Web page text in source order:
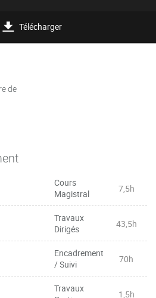
Télécharger
de
Cours
Magistral
7,5h
Travaux
Dirigés
43,5h
Encadrement
/ Suivi
70h
Travaux
1,5h